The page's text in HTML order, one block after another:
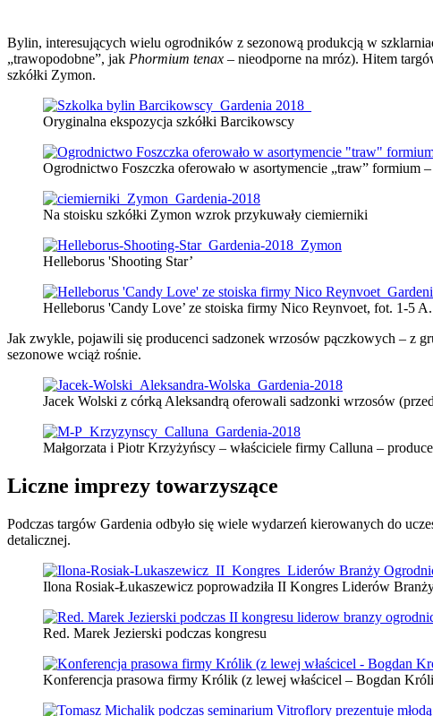
Bylin, interesujących wielu ogrodników z sezonową produkcją w
„trawopodobne”, jak Phormium tenax – nieodporne na mróz). Hitem
szkółki Zymon.
Oryginalna ekspozycja szkółki Barcikowscy
Ogrodnictwo Foszczka oferowało w asortymencie „traw” formium
Na stoisku szkółki Zymon wzrok przykuwały ciemierniki
Helleborus 'Shooting Star’
Helleborus 'Candy Love’ ze stoiska firmy Nico Reynvoet, fot. 1-5
Jak zwykle, pojawili się producenci sadzonek wrzosów pączkowych – z
sezonowe wciąż rośnie.
Jacek Wolski z córką Aleksandrą oferowali sadzonki wrzosów
Małgorzata i Piotr Krzyżyńscy – właściciele firmy Calluna –
Liczne imprezy towarzyszące
Podczas targów Gardenia odbyło się wiele wydarzeń kierowanych do
detalicznej.
Ilona Rosiak-Łukaszewicz poprowadziła II Kongres Liderów
Red. Marek Jezierski podczas kongresu
Konferencja prasowa firmy Królik (z lewej właścicel – Bogdan